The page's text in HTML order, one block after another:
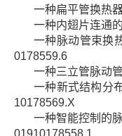
一种扁平管换热
一种内翅片连通
一种脉动管束换
0178559.6
一种三立管脉动
一种新式结构分
10178569.X
一种智能控制的
01910178558.1